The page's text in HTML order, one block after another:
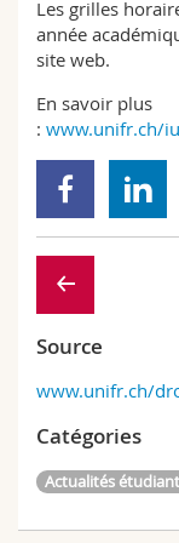
Sciences et
Collaborateurs
Webmail
Les grilles
année
site web.
En savoir plus
: www.unifr.ch/
Source
www.unifr.ch/
Catégories
Actualités